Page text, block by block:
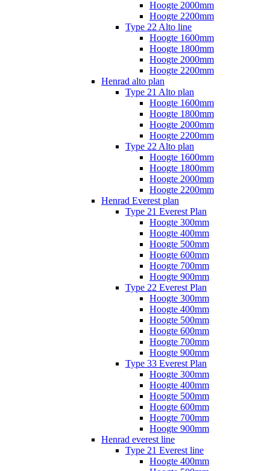
Hoogte 2000mm
Hoogte 2200mm
Type 22 Alto line
Hoogte 1600mm
Hoogte 1800mm
Hoogte 2000mm
Hoogte 2200mm
Henrad alto plan
Type 21 Alto plan
Hoogte 1600mm
Hoogte 1800mm
Hoogte 2000mm
Hoogte 2200mm
Type 22 Alto plan
Hoogte 1600mm
Hoogte 1800mm
Hoogte 2000mm
Hoogte 2200mm
Henrad Everest plan
Type 21 Everest Plan
Hoogte 300mm
Hoogte 400mm
Hoogte 500mm
Hoogte 600mm
Hoogte 700mm
Hoogte 900mm
Type 22 Everest Plan
Hoogte 300mm
Hoogte 400mm
Hoogte 500mm
Hoogte 600mm
Hoogte 700mm
Hoogte 900mm
Type 33 Everest Plan
Hoogte 300mm
Hoogte 400mm
Hoogte 500mm
Hoogte 600mm
Hoogte 700mm
Hoogte 900mm
Henrad everest line
Type 21 Everest line
Hoogte 400mm